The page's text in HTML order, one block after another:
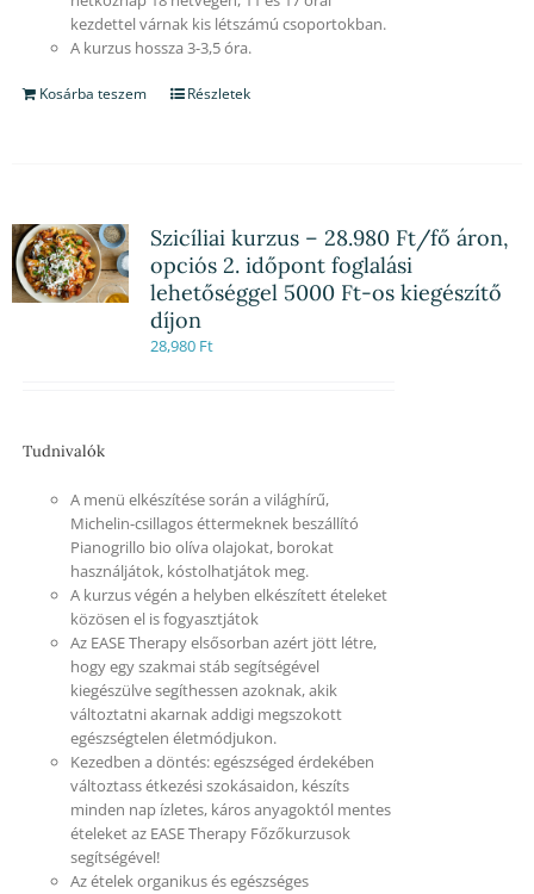
kezdettel várnak kis létszámú csoportokban.
A kurzus hossza 3-3,5 óra.
Kosárba teszem Részletek
Szicíliai kurzus – 28.980 Ft/fő áron,
opciós 2. időpont foglalási
lehetőséggel 5000 Ft-os kiegészítő
díjon
28,980 Ft
Tudnivalók
A menü elkészítése során a világhírű,
Michelin-csillagos éttermeknek beszállító
Pianogrillo bio olíva olajokat, borokat
használjátok, kóstolhatjátok meg.
A kurzus végén a helyben elkészített ételeket
közösen el is fogyasztjátok
Az EASE Therapy elsősorban azért jött létre,
hogy egy szakmai stáb segítségével
kiegészülve segíthessen azoknak, akik
változtatni akarnak addigi megszokott
egészségtelen életmódjukon.
Kezedben a döntés: egészséged érdekében
változtass étkezési szokásaidon, készíts
minden nap ízletes, káros anyagoktól mentes
ételeket az EASE Therapy Főzőkurzusok
segítségével!
Az ételek organikus és egészséges